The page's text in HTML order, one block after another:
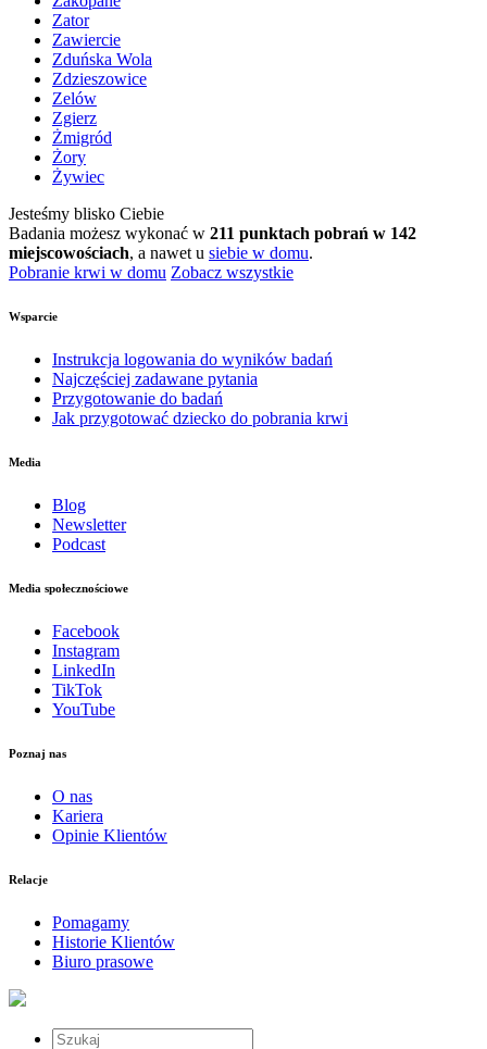
Zator
Zawiercie
Zduńska Wola
Zdzieszowice
Zelów
Zgierz
Żmigród
Żory
Żywiec
Jesteśmy blisko Ciebie
Badania możesz wykonać w 211 punktach pobrań w 142
miejscowościach, a nawet u siebie w domu.
Pobranie krwi w domu Zobacz wszystkie
Wsparcie
Instrukcja logowania do wyników badań
Najczęściej zadawane pytania
Przygotowanie do badań
Jak przygotować dziecko do pobrania krwi
Media
Blog
Newsletter
Podcast
Media społecznościowe
Facebook
Instagram
LinkedIn
TikTok
YouTube
Poznaj nas
O nas
Kariera
Opinie Klientów
Relacje
Pomagamy
Historie Klientów
Biuro prasowe